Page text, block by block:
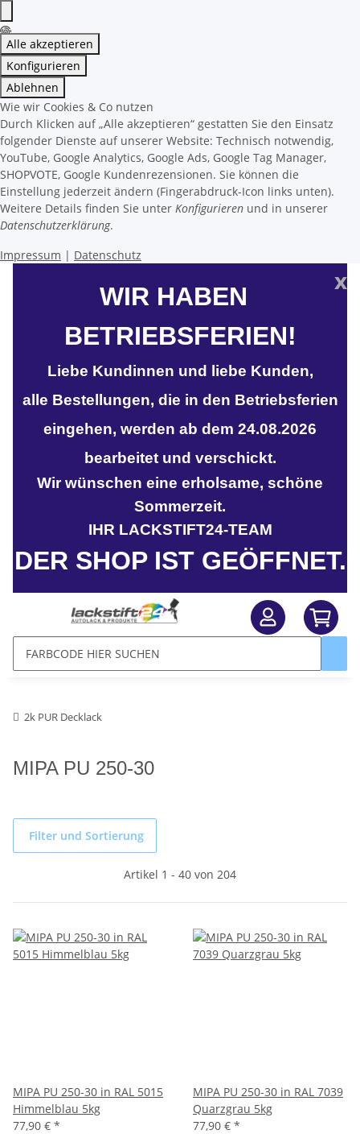
Alle akzeptieren
Konfigurieren
Ablehnen
Wie wir Cookies & Co nutzen
Durch Klicken auf „Alle akzeptieren“ gestatten Sie den Einsatz
folgender Dienste auf unserer Website: Technisch notwendig,
YouTube, Google Analytics, Google Ads, Google Tag Manager,
SHOPVOTE, Google Kundenrezensionen. Sie können die
Einstellung jederzeit ändern (Fingerabdruck-Icon links unten).
Weitere Details finden Sie unter Konfigurieren und in unserer
Datenschutzerklärung.
Impressum | Datenschutz
x
WIR HABEN
BETRIEBSFERIEN!
Liebe Kundinnen und liebe Kunden,
alle Bestellungen, die in den Betriebsferien
eingehen, werden ab dem 24.08.2026
bearbeitet und verschickt.
Wir wünschen eine erholsame, schöne
Sommerzeit.
IHR LACKSTIFT24-TEAM
DER SHOP IST GEÖFFNET.
2k PUR Decklack
MIPA PU 250-30
Filter und Sortierung
Artikel 1 - 40 von 204
MIPA PU 250-30 in RAL 5015
Himmelblau 5kg
77,90 € *
MIPA PU 250-30 in RAL 7039
Quarzgrau 5kg
77,90 € *